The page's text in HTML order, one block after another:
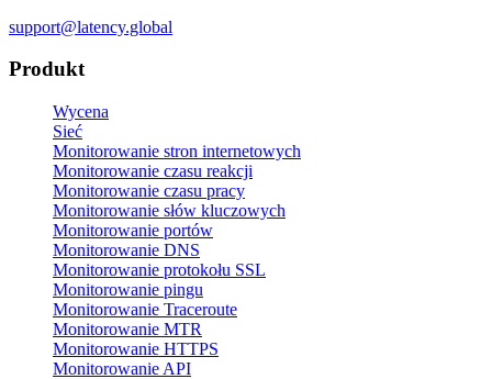
support@latency.global
Produkt
Wycena
Sieć
Monitorowanie stron internetowych
Monitorowanie czasu reakcji
Monitorowanie czasu pracy
Monitorowanie słów kluczowych
Monitorowanie portów
Monitorowanie DNS
Monitorowanie protokołu SSL
Monitorowanie pingu
Monitorowanie Traceroute
Monitorowanie MTR
Monitorowanie HTTPS
Monitorowanie API